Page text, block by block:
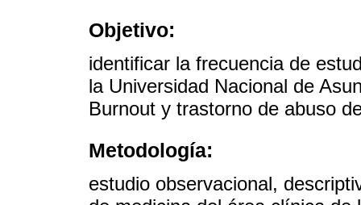
Objetivo:
identificar la frecuencia de
la Universidad Nacional de
Burnout y trastorno de abuso
Metodología:
estudio observacional,